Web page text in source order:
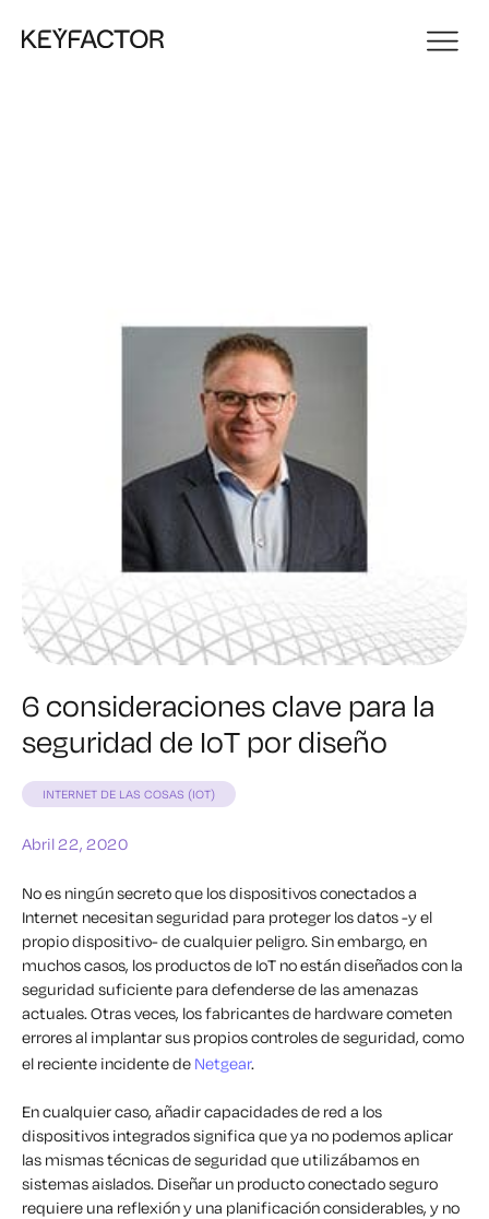
6 consideraciones clave para la
seguridad de IoT por diseño
INTERNET DE LAS COSAS (IOT)
Abril 22, 2020
No es ningún secreto que los dispositivos conectados a
Internet necesitan seguridad para proteger los datos -y el
propio dispositivo- de cualquier peligro. Sin embargo, en
muchos casos, los productos de IoT no están diseñados con la
seguridad suficiente para defenderse de las amenazas
actuales. Otras veces, los fabricantes de hardware cometen
errores al implantar sus propios controles de seguridad, como
el reciente incidente de Netgear.
En cualquier caso, añadir capacidades de red a los
dispositivos integrados significa que ya no podemos aplicar
las mismas técnicas de seguridad que utilizábamos en
sistemas aislados. Diseñar un producto conectado seguro
requiere una reflexión y una planificación considerables, y no